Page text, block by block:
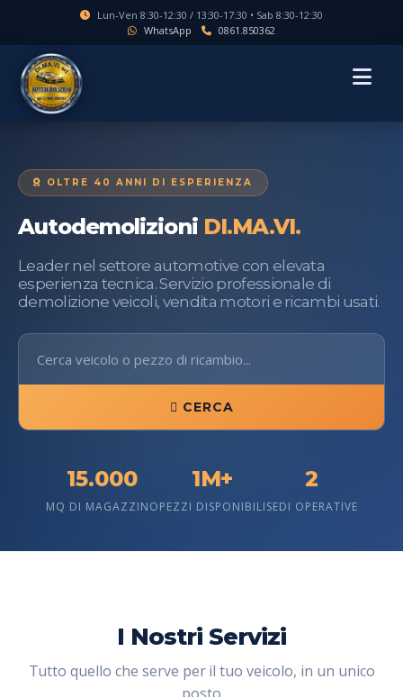
Lun-Ven 8:30-12:30 / 13:30-17:30 • Sab 8:30-12:30
WhatsApp
0861.850362
MENU
OLTRE 40 ANNI DI ESPERIENZA
Autodemolizioni DI.MA.VI.
Leader nel settore automotive con elevata
esperienza tecnica. Servizio professionale di
demolizione veicoli, vendita motori e ricambi usati.
15.000
MQ DI MAGAZZINO
1M+
PEZZI DISPONIBILI
2
SEDI OPERATIVE
I Nostri Servizi
Tutto quello che serve per il tuo veicolo, in un unico